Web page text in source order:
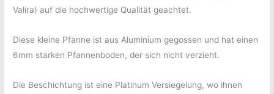
Valira) auf die hochwertige Qualität geachtet.
Diese kleine Pfanne ist aus Aluminium gegossen und hat einen
6mm starken Pfannenboden, der sich nicht verzieht.
Die Beschichtung ist eine Platinum Versiegelung, wo ihnen